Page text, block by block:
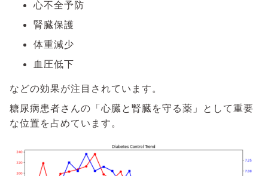
心不全予防
腎臓保護
体重減少
血圧低下
などの効果が注目されています。
糖尿病患者さんの「心臓と腎臓を守る薬」として重要
な位置を占めています。